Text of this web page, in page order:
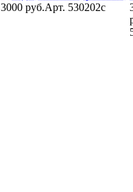
3000 руб.Арт. 530202c